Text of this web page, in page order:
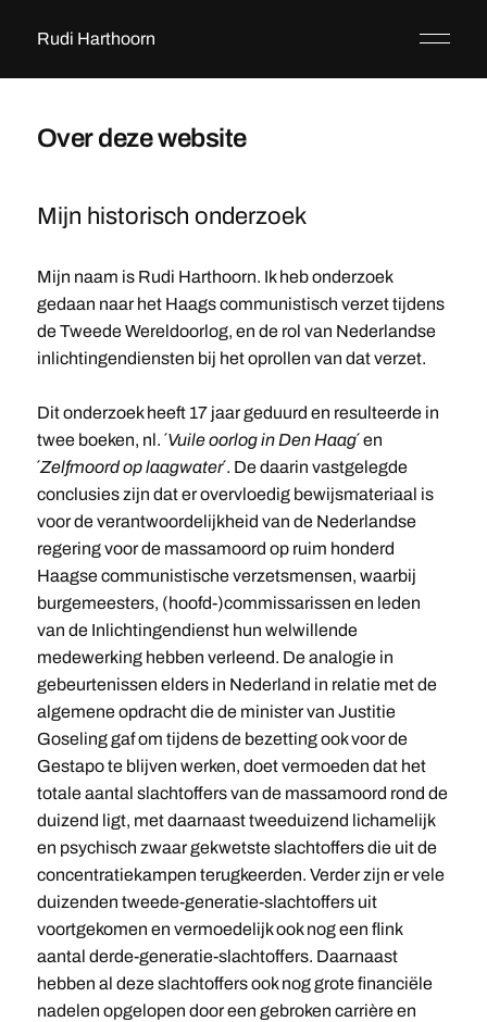
Rudi Harthoorn
Over deze website
Mijn historisch onderzoek
Mijn naam is Rudi Harthoorn. Ik heb onderzoek
gedaan naar het Haags communistisch verzet tijdens
de Tweede Wereldoorlog, en de rol van Nederlandse
inlichtingendiensten bij het oprollen van dat verzet.
Dit onderzoek heeft 17 jaar geduurd en resulteerde in
twee boeken, nl. ´Vuile oorlog in Den Haag´ en
´Zelfmoord op laagwater´. De daarin vastgelegde
conclusies zijn dat er overvloedig bewijsmateriaal is
voor de verantwoordelijkheid van de Nederlandse
regering voor de massamoord op ruim honderd
Haagse communistische verzetsmensen, waarbij
burgemeesters, (hoofd-)commissarissen en leden
van de Inlichtingendienst hun welwillende
medewerking hebben verleend. De analogie in
gebeurtenissen elders in Nederland in relatie met de
algemene opdracht die de minister van Justitie
Goseling gaf om tijdens de bezetting ook voor de
Gestapo te blijven werken, doet vermoeden dat het
totale aantal slachtoffers van de massamoord rond de
duizend ligt, met daarnaast tweeduizend lichamelijk
en psychisch zwaar gekwetste slachtoffers die uit de
concentratiekampen terugkeerden. Verder zijn er vele
duizenden tweede-generatie-slachtoffers uit
voortgekomen en vermoedelijk ook nog een flink
aantal derde-generatie-slachtoffers. Daarnaast
hebben al deze slachtoffers ook nog grote financiële
nadelen opgelopen door een gebroken carrière en